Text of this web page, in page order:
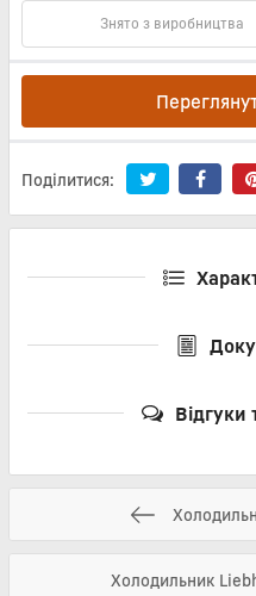
Знято з виробництва
Поділитися:
Відгуки
Холодильник